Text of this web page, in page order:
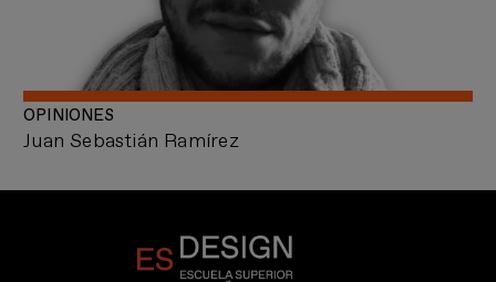
Juan Sebastián Ramírez
OPINIONES